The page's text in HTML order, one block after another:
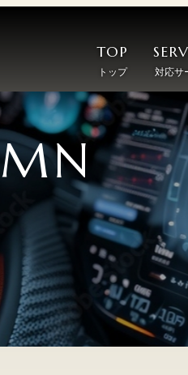
TOP
トップ 対応サ